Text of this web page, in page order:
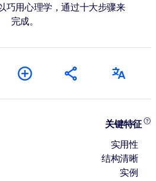
巧用心理学，通过十大步骤来
完成。
关键特征
实用性
结构清晰
实例